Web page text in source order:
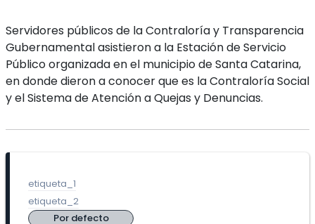
Servidores públicos de la Contraloría y Transparencia
Gubernamental asistieron a la Estación de Servicio
Público organizada en el municipio de Santa Catarina,
en donde dieron a conocer que es la Contraloría Social
y el Sistema de Atención a Quejas y Denuncias.
etiqueta_1
etiqueta_2
Por defecto